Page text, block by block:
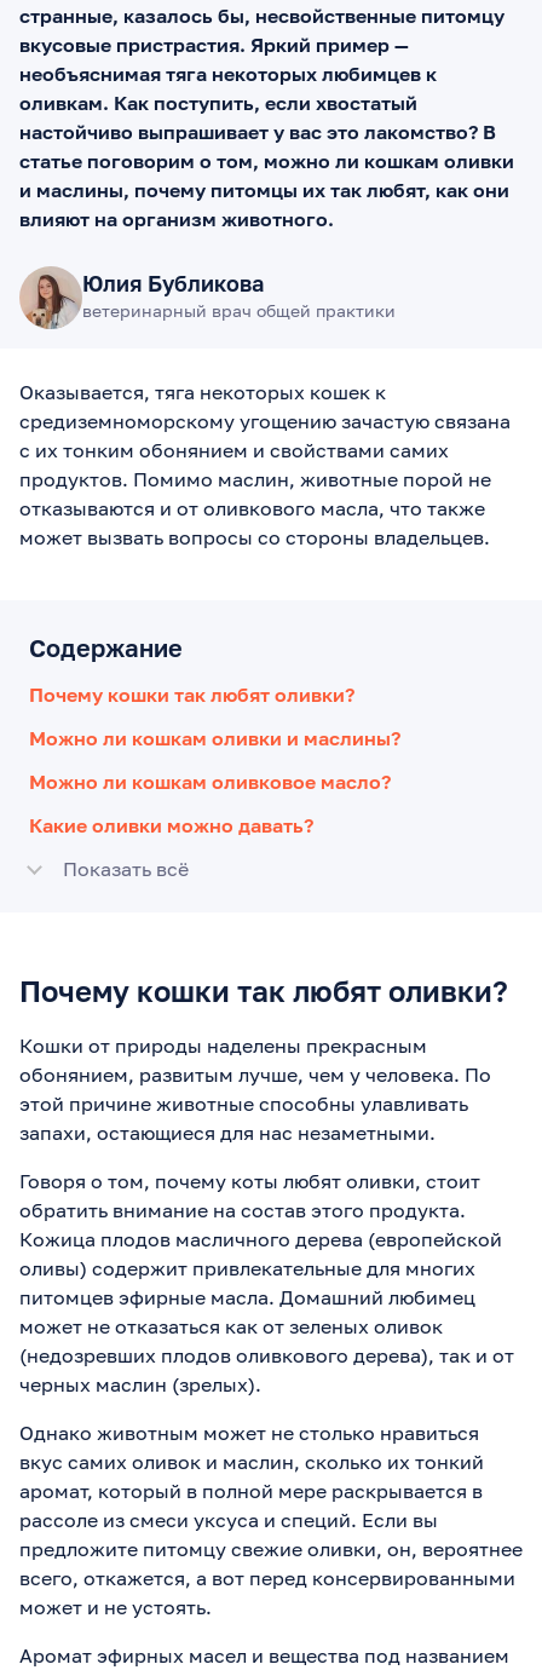
странные, казалось бы, несвойственные питомцу
вкусовые пристрастия. Яркий пример —
необъяснимая тяга некоторых любимцев к
оливкам. Как поступить, если хвостатый
настойчиво выпрашивает у вас это лакомство? В
статье поговорим о том, можно ли кошкам оливки
и маслины, почему питомцы их так любят, как они
влияют на организм животного.
Юлия Бубликова
ветеринарный врач общей практики
Оказывается, тяга некоторых кошек к
средиземноморскому угощению зачастую связана
с их тонким обонянием и свойствами самих
продуктов. Помимо маслин, животные порой не
отказываются и от оливкового масла, что также
может вызвать вопросы со стороны владельцев.
Содержание
Почему кошки так любят оливки?
Можно ли кошкам оливки и маслины?
Можно ли кошкам оливковое масло?
Какие оливки можно давать?
Показать всё
Почему кошки так любят оливки?
Кошки от природы наделены прекрасным
обонянием, развитым лучше, чем у человека. По
этой причине животные способны улавливать
запахи, остающиеся для нас незаметными.
Говоря о том, почему коты любят оливки, стоит
обратить внимание на состав этого продукта.
Кожица плодов масличного дерева (европейской
оливы) содержит привлекательные для многих
питомцев эфирные масла. Домашний любимец
может не отказаться как от зеленых оливок
(недозревших плодов оливкового дерева), так и от
черных маслин (зрелых).
Однако животным может не столько нравиться
вкус самих оливок и маслин, сколько их тонкий
аромат, который в полной мере раскрывается в
рассоле из смеси уксуса и специй. Если вы
предложите питомцу свежие оливки, он, вероятнее
всего, откажется, а вот перед консервированными
может и не устоять.
Аромат эфирных масел и вещества под названием